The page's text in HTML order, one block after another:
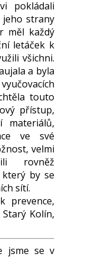
pokládali
jeho strany
měl každý
letáček k
všichni.
a byla
touto
přístup,
materiálů,
ve své
velmi
rovněž
který by se
sítí.
prevence,
Kolín,
jsme se v